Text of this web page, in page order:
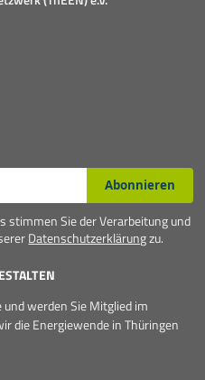
Abonnieren
stimmen Sie der Verarbeitung und
Datenschutzerklärungzu.
werden Sie Mitglied im
die Energiewende in Thüringen